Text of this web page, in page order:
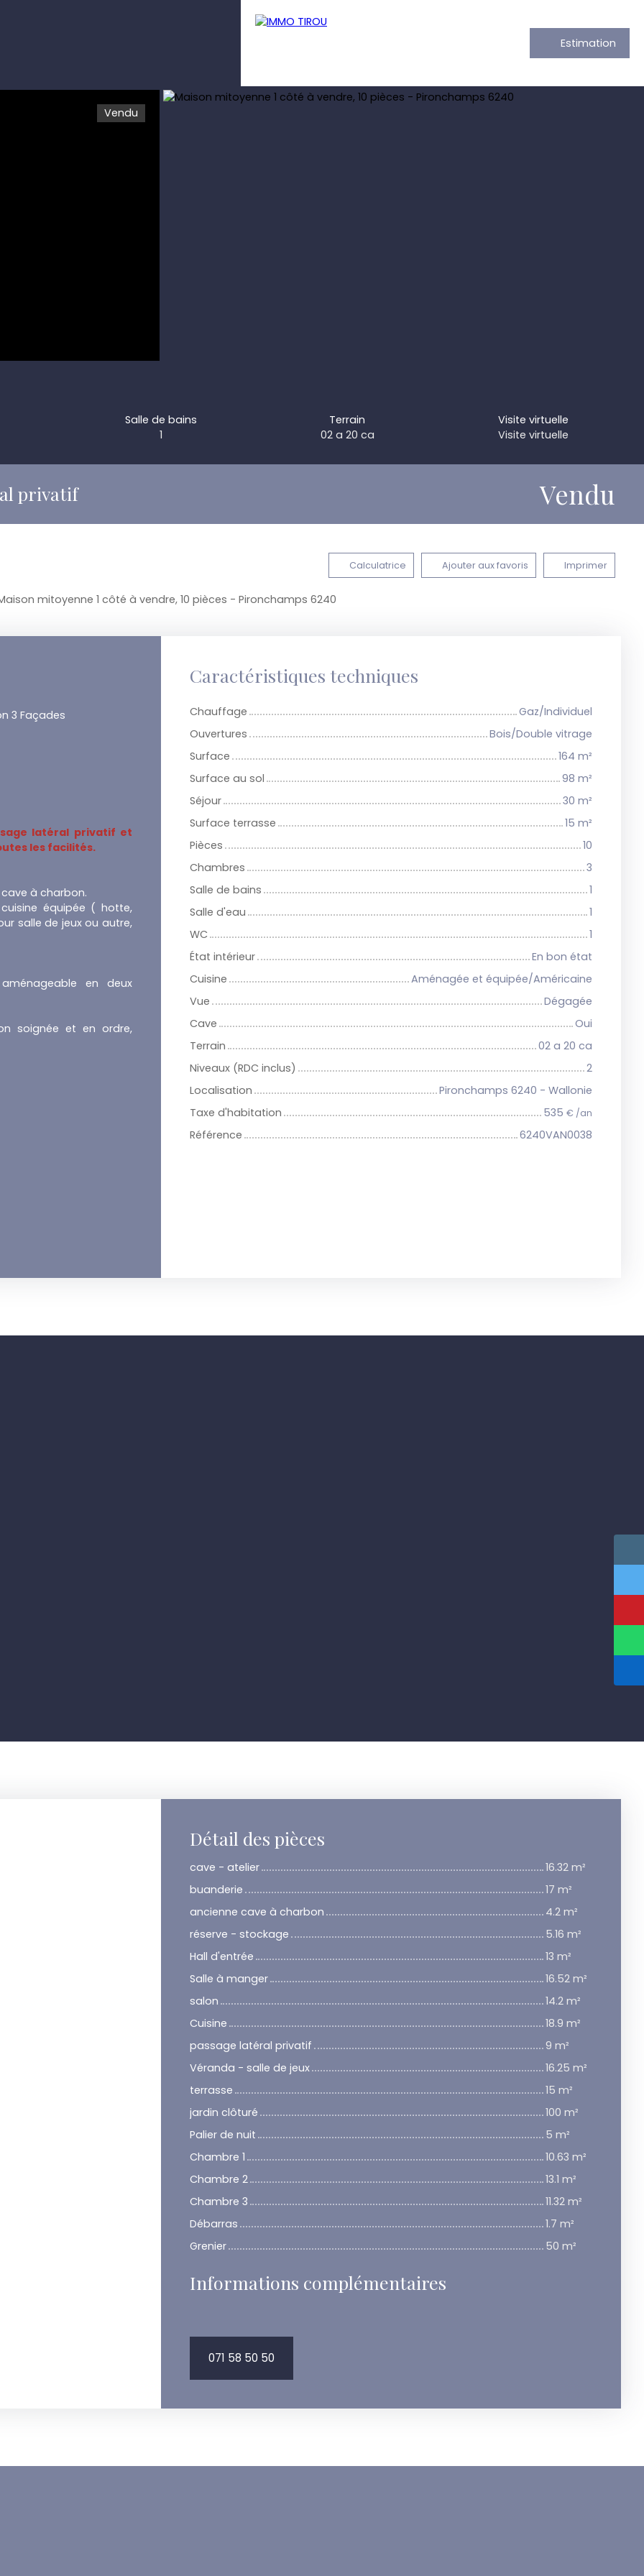
Estimation
Vendu
Salle de bains
1
Terrain
02 a 20 ca
Visite virtuelle
Visite virtuelle
privatif Vendu
Calculatrice Ajouter aux favoris Imprimer
mitoyenne 1 côté à vendre, 10 pièces - Pironchamps 6240
3 Façades
latéral privatif et
les facilités.
à charbon.
équipée ( hotte,
salle de jeux ou autre,
en deux
soignée et en ordre,
Caractéristiques techniques
Chauffage
Gaz/Individuel
Ouvertures
Bois/Double vitrage
Surface
164 m²
Surface au sol
98 m²
Séjour
30 m²
Surface terrasse
15 m²
Pièces
10
Chambres
3
Salle de bains
1
Salle d'eau
1
WC
1
État intérieur
En bon état
Cuisine
Aménagée et équipée/Américaine
Vue
Dégagée
Cave
Oui
Terrain
02 a 20 ca
Niveaux (RDC inclus)
2
Localisation
Pironchamps 6240 - Wallonie
Taxe d'habitation
535 € /an
Référence 6240VAN0038
Détail des pièces
cave - atelier
16.32 m²
buanderie
17 m²
ancienne cave à charbon
4.2 m²
réserve - stockage
5.16 m²
Hall d'entrée
13 m²
Salle à manger
16.52 m²
salon
14.2 m²
Cuisine
18.9 m²
passage latéral privatif
9 m²
Véranda - salle de jeux
16.25 m²
terrasse
15 m²
jardin clôturé
100 m²
Palier de nuit
5 m²
Chambre 1
10.63 m²
Chambre 2
13.1 m²
Chambre 3
11.32 m²
Débarras
1.7 m²
Grenier
50 m²
Informations complémentaires
071 58 50 50